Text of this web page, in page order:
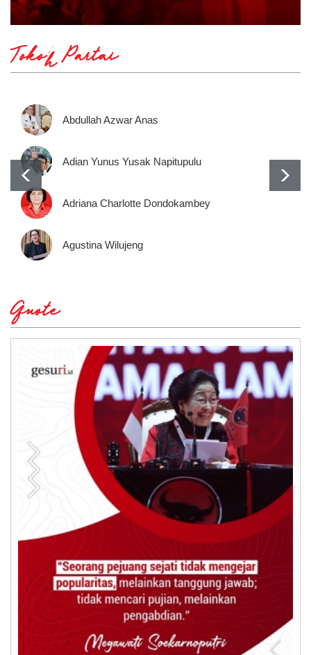
Tokoh Partai
Abdullah Azwar Anas
Adian Yunus Yusak Napitupulu
Adriana Charlotte Dondokambey
Agustina Wilujeng
Quote